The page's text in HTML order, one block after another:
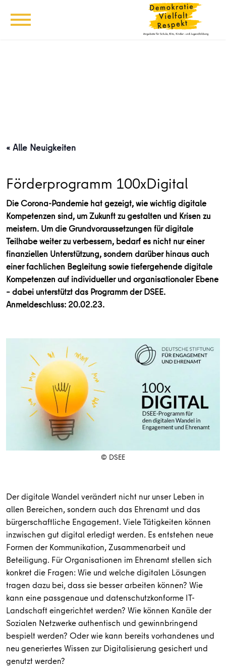
« Alle Neuigkeiten
Förderprogramm 100xDigital
Die Corona-Pandemie hat gezeigt, wie wichtig digitale
Kompetenzen sind, um Zukunft zu gestalten und Krisen zu
meistern. Um die Grundvoraussetzungen für digitale
Teilhabe weiter zu verbessern, bedarf es nicht nur einer
finanziellen Unterstützung, sondern darüber hinaus auch
einer fachlichen Begleitung sowie tiefergehende digitale
Kompetenzen auf individueller und organisationaler Ebene
– dabei unterstützt das Programm der DSEE.
Anmeldeschluss: 20.02.23.
© DSEE
Der digitale Wandel verändert nicht nur unser Leben in
allen Bereichen, sondern auch das Ehrenamt und das
bürgerschaftliche Engagement. Viele Tätigkeiten können
inzwischen gut digital erledigt werden. Es entstehen neue
Formen der Kommunikation, Zusammenarbeit und
Beteiligung. Für Organisationen im Ehrenamt stellen sich
konkret die Fragen: Wie und welche digitalen Lösungen
tragen dazu bei, dass sie besser arbeiten können? Wie
kann eine passgenaue und datenschutzkonforme IT-
Landschaft eingerichtet werden? Wie können Kanäle der
Sozialen Netzwerke authentisch und gewinnbringend
bespielt werden? Oder wie kann bereits vorhandenes und
neu generiertes Wissen zur Digitalisierung gesichert und
genutzt werden?